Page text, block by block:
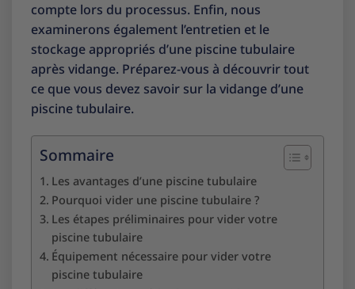
compte lors du processus. Enfin, nous
examinerons également l’entretien et le
stockage appropriés d’une piscine tubulaire
après vidange. Préparez-vous à découvrir tout
ce que vous devez savoir sur la vidange d’une
piscine tubulaire.
Sommaire
Les avantages d’une piscine tubulaire
Pourquoi vider une piscine tubulaire ?
Les étapes préliminaires pour vider votre
piscine tubulaire
Équipement nécessaire pour vider votre
piscine tubulaire